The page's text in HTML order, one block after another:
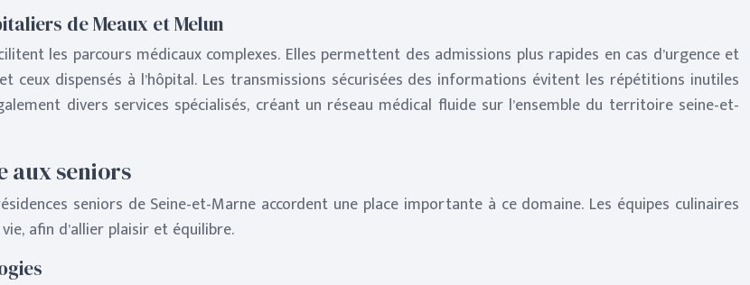
de Meaux et Melun
les parcours médicaux complexes. Elles permettent des admissions plus rapides en cas d’urgence et
dispensés à l’hôpital. Les transmissions sécurisées des informations évitent les répétitions inutiles
divers services spécialisés, créant un réseau médical fluide sur l’ensemble du territoire seine-et-
aux seniors
seniors de Seine-et-Marne accordent une place importante à ce domaine. Les équipes culinaires
afin d’allier plaisir et équilibre.